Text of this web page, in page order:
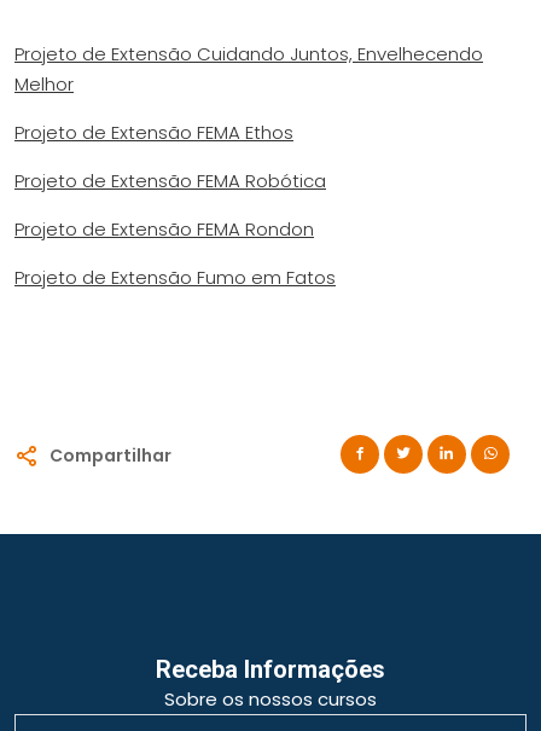
Projeto de Extensão Cuidando Juntos, Envelhecendo
Melhor
Projeto de Extensão FEMA Ethos
Projeto de Extensão FEMA Robótica
Projeto de Extensão FEMA Rondon
Projeto de Extensão Fumo em Fatos
Compartilhar
Receba Informações
Sobre os nossos cursos